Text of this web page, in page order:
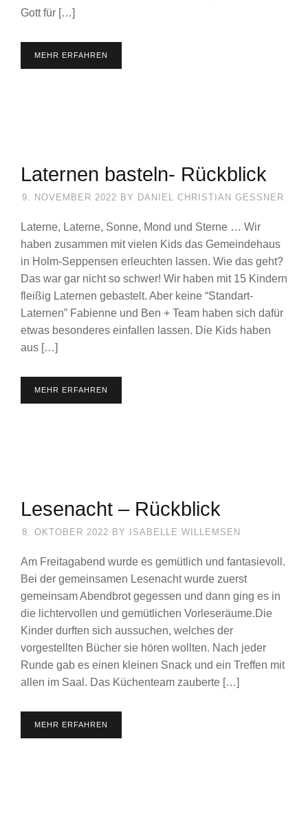
Gott für […]
MEHR ERFAHREN
Laternen basteln- Rückblick
9. NOVEMBER 2022 BY DANIEL CHRISTIAN GESSNER
Laterne, Laterne, Sonne, Mond und Sterne … Wir
haben zusammen mit vielen Kids das Gemeindehaus
in Holm-Seppensen erleuchten lassen. Wie das geht?
Das war gar nicht so schwer! Wir haben mit 15 Kindern
fleißig Laternen gebastelt. Aber keine “Standart-
Laternen” Fabienne und Ben + Team haben sich dafür
etwas besonderes einfallen lassen. Die Kids haben
aus […]
MEHR ERFAHREN
Lesenacht – Rückblick
8. OKTOBER 2022 BY ISABELLE WILLEMSEN
Am Freitagabend wurde es gemütlich und fantasievoll.
Bei der gemeinsamen Lesenacht wurde zuerst
gemeinsam Abendbrot gegessen und dann ging es in
die lichtervollen und gemütlichen Vorleseräume.Die
Kinder durften sich aussuchen, welches der
vorgestellten Bücher sie hören wollten. Nach jeder
Runde gab es einen kleinen Snack und ein Treffen mit
allen im Saal. Das Küchenteam zauberte […]
MEHR ERFAHREN